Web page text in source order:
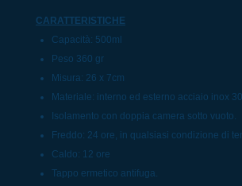
CARATTERISTICHE
Capacità: 500ml
Peso 360 gr
Misura: 26 x 7cm
Materiale: interno ed esterno acciaio inox
Isolamento con doppia camera sotto vuoto.
Freddo: 24 ore, in qualsiasi condizione di
Caldo: 12 ore
Tappo ermetico antifuga.